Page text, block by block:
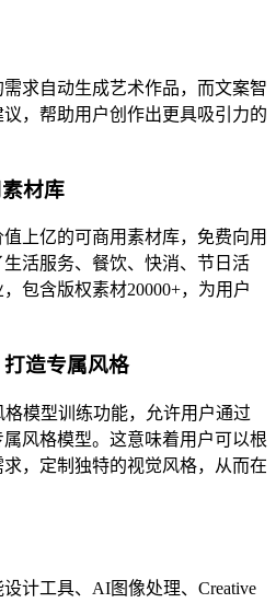
求自动生成艺术作品，而文案智
，帮助用户创作出更具吸引力的
材库
上亿的可商用素材库，免费向用
活服务、餐饮、快消、节日活
包含版权素材20000+，为用户
造专属风格
模型训练功能，允许用户通过
属风格模型。这意味着用户可以根
，定制独特的视觉风格，从而在
计工具、AI图像处理、Creative